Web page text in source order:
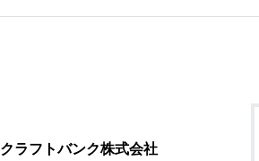
クラフトバンク株式会社